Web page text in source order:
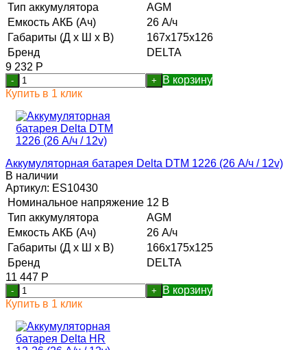
Тип аккумулятора
AGM
Емкость АКБ (Ач)
26 А/ч
Габариты (Д х Ш х В)
167x175x126
Бренд
DELTA
9 232 Р
- +
В корзину
Купить в 1 клик
Аккумуляторная батарея Delta DTM 1226 (26 А/ч / 12v)
В наличии
Артикул: ES10430
Номинальное напряжение 12 В
Тип аккумулятора
AGM
Емкость АКБ (Ач)
26 А/ч
Габариты (Д х Ш х В)
166x175x125
Бренд
DELTA
11 447 Р
- +
В корзину
Купить в 1 клик